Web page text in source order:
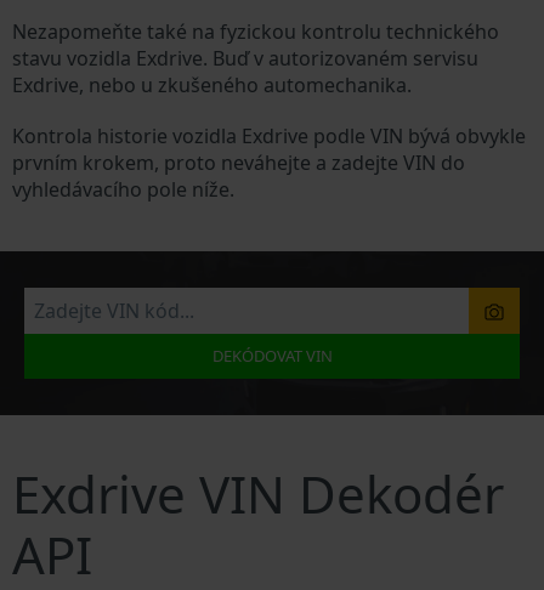
Nezapomeňte také na fyzickou kontrolu technického
stavu vozidla Exdrive. Buď v autorizovaném servisu
Exdrive, nebo u zkušeného automechanika.
Kontrola historie vozidla Exdrive podle VIN bývá obvykle
prvním krokem, proto neváhejte a zadejte VIN do
vyhledávacího pole níže.
DEKÓDOVAT VIN
Exdrive VIN Dekodér
API